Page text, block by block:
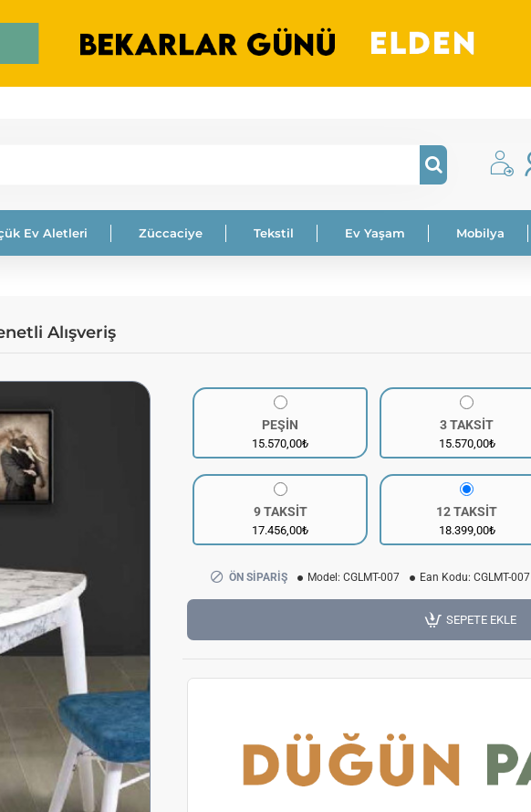
Ev Aletleri Züccaciye Tekstil Ev Yaşam Mobilya
Alışveriş
PEŞİN
15.570,00₺
3 TAKSİT
15.570,00₺
9 TAKSİT
17.456,00₺
12 TAKSİT
18.399,00₺
ÖN SIPARIŞ Model: CGLMT-007 Ean Kodu: CGLMT-007
SEPETE EKLE